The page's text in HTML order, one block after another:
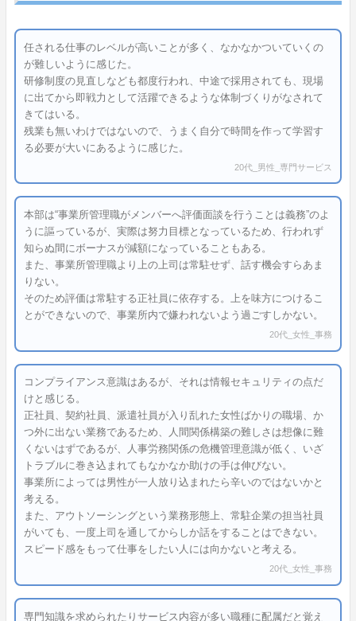
任される仕事のレベルが高いことが多く、なかなかついていくの
が難しいように感じた。
研修制度の見直しなども都度行われ、中途で採用されても、現場
に出てから即戦力として活躍できるような体制づくりがなされて
きてはいる。
残業も無いわけではないので、うまく自分で時間を作って学習す
る必要が大いにあるように感じた。
20代_男性_専門サービス
本部は“事業所管理職がメンバーへ評価面談を行うことは義務”のよ
うに謳っているが、実際は努力目標となっているため、行われず
知らぬ間にボーナスが減額になっていることもある。
また、事業所管理職より上の上司は常駐せず、話す機会すらあま
りない。
そのため評価は常駐する正社員に依存する。上を味方につけるこ
とができないので、事業所内で嫌われないよう過ごすしかない。
20代_女性_事務
コンプライアンス意識はあるが、それは情報セキュリティの点だ
けと感じる。
正社員、契約社員、派遣社員が入り乱れた女性ばかりの職場、か
つ外に出ない業務であるため、人間関係構築の難しさは想像に難
くないはずであるが、人事労務関係の危機管理意識が低く、いざ
トラブルに巻き込まれてもなかなか助けの手は伸びない。
事業所によっては男性が一人放り込まれたら辛いのではないかと
考える。
また、アウトソーシングという業務形態上、常駐企業の担当社員
がいても、一度上司を通してからしか話をすることはできない。
スピード感をもって仕事をしたい人には向かないと考える。
20代_女性_事務
専門知識を求められたりサービス内容が多い職種に配属だと覚え